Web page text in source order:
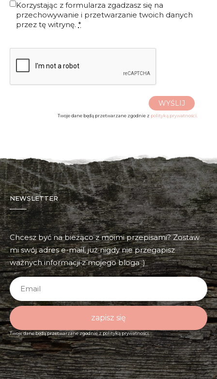
Korzystając z formularza zgadzasz się na
przechowywanie i przetwarzanie twoich danych
przez tę witrynę. *
WYŚLIJ
Twoje dane będą przetwarzane zgodnie z polityką prywatności.
NEWSLETTER
Chcesz być na bieżąco z moimi przepisami? Zostaw
mi swój adres e-mail, już nigdy nie przegapisz
ważnych informacji z mojego bloga :)
zapisz się
Twoje dane będą przetwarzane zgodnie zpolityką prywatności.